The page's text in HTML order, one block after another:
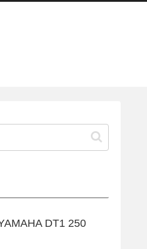
DT1 250